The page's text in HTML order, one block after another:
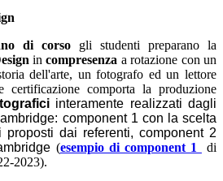
di corso gli studenti preparano la
incompresenza a rotazione con un
dell'arte, un fotografo ed un lettore
certificazione comporta la produzione
interamente realizzati dagli
component 1 con la scelta
dai referenti, component 2
(esempio di component 1
di
2023).